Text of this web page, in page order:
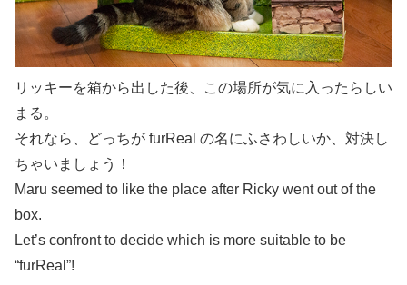
リッキーを箱から出した後、この場所が気に入ったらしい
まる。
それなら、どっちが furReal の名にふさわしいか、対決し
ちゃいましょう！
Maru seemed to like the place after Ricky went out of the
box.
Let’s confront to decide which is more suitable to be
“furReal”!